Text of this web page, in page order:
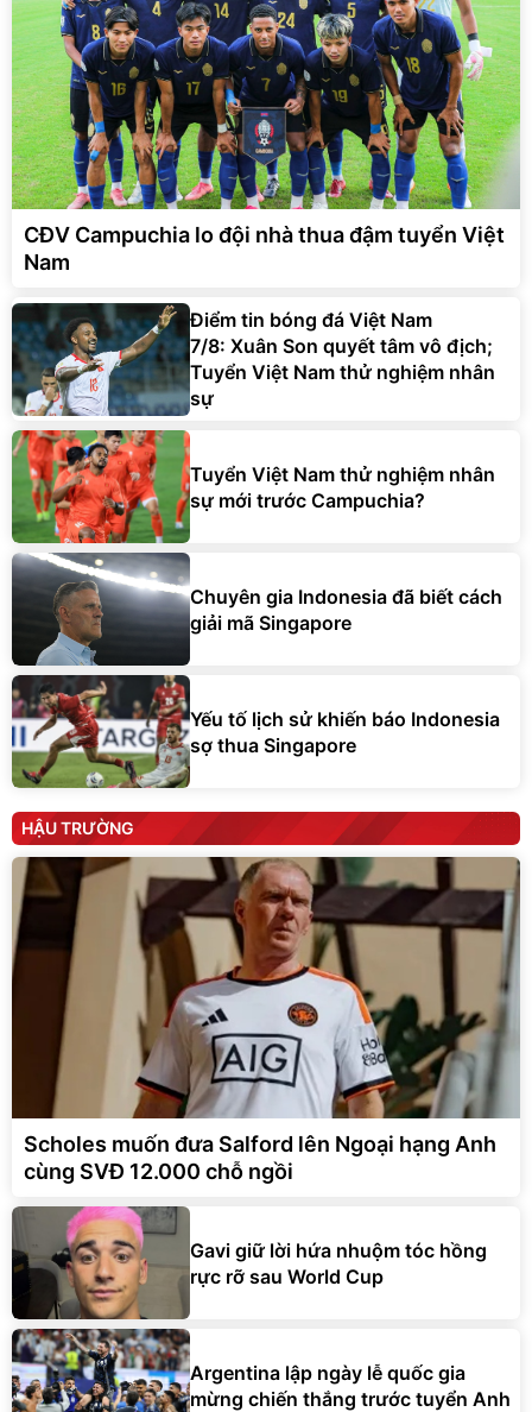
CĐV Campuchia lo đội nhà thua đậm tuyển Việt
Nam
Điểm tin bóng đá Việt Nam
7/8: Xuân Son quyết tâm vô địch;
Tuyển Việt Nam thử nghiệm nhân
sự
Tuyển Việt Nam thử nghiệm nhân
sự mới trước Campuchia?
Chuyên gia Indonesia đã biết cách
giải mã Singapore
Yếu tố lịch sử khiến báo Indonesia
sợ thua Singapore
HẬU TRƯỜNG
Scholes muốn đưa Salford lên Ngoại hạng Anh
cùng SVĐ 12.000 chỗ ngồi
Gavi giữ lời hứa nhuộm tóc hồng
rực rỡ sau World Cup
Argentina lập ngày lễ quốc gia
mừng chiến thắng trước tuyển Anh